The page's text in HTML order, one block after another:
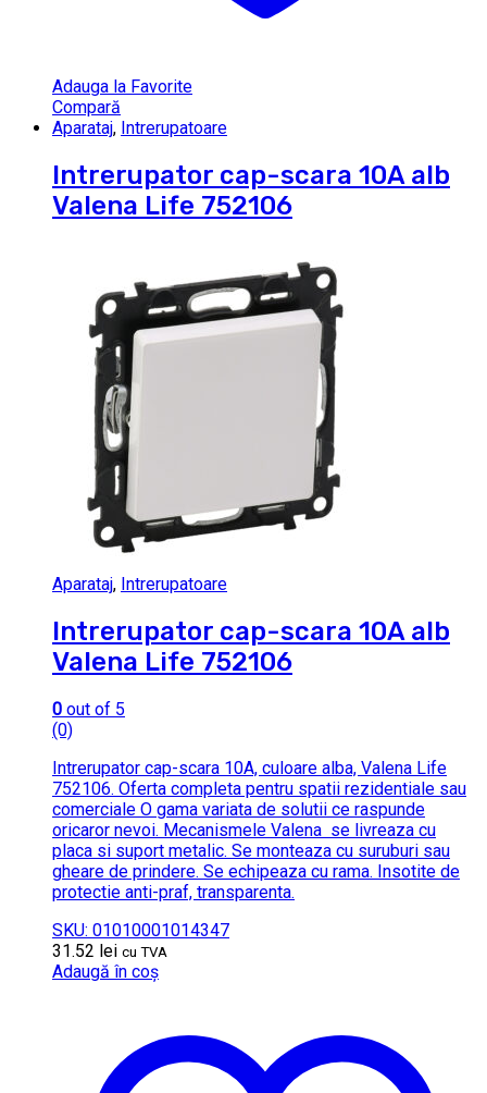
Adauga la Favorite
Compară
Aparataj, Intrerupatoare
Intrerupator cap-scara 10A alb
Valena Life 752106
Aparataj, Intrerupatoare
Intrerupator cap-scara 10A alb
Valena Life 752106
0 out of 5
(0)
Intrerupator cap-scara 10A, culoare alba, Valena Life
752106. Oferta completa pentru spatii rezidentiale sau
comerciale O gama variata de solutii ce raspunde
oricaror nevoi. Mecanismele Valena se livreaza cu
placa si suport metalic. Se monteaza cu suruburi sau
gheare de prindere. Se echipeaza cu rama. Insotite de
protectie anti-praf, transparenta.
SKU: 01010001014347
31.52 lei cu TVA
Adaugă în coș